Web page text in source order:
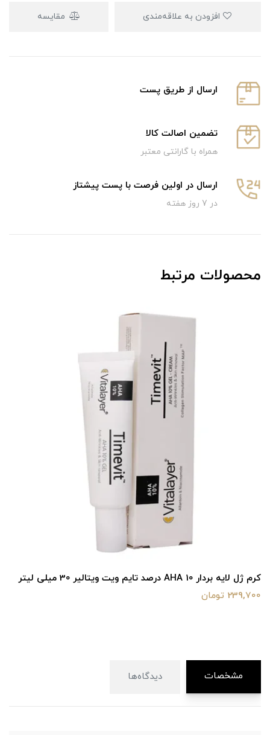
مقایسه
ارسال از طریق پست
تضمین اصالت کالا
همراه با گارانتی معتبر
ارسال در اولین فرصت با پست پیشتاز
در 7 روز هفته
محصولات مرتبط
کرم ژل لایه بردار AHA 10 درصد تایم ویت ویتالیر 30 میلی لیتر
239,700 تومان
مشخصات دیدگاه‌ها